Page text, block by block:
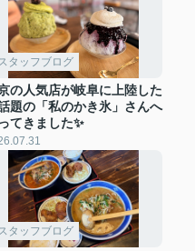
スタッフブログ
の人気店が岐阜に上陸した
題の「私のかき氷」さんへ
てきました✨
タッフブログ